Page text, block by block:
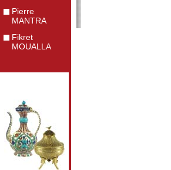
Pierre
MANTRA
Fikret
MOUALLA